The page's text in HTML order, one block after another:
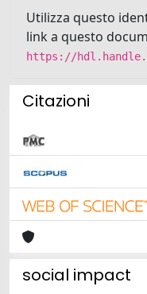
Utilizza questo
link a questo
https://
Citazioni
social impact